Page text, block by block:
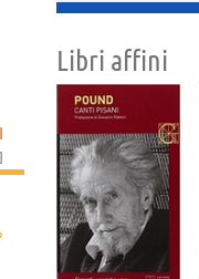
]
Libri affini